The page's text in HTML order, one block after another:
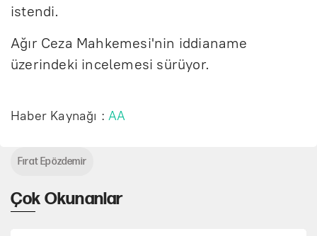
istendi.
Ağır Ceza Mahkemesi'nin iddianame
üzerindeki incelemesi sürüyor.
Haber Kaynağı :AA
Çok Okunanlar
Fırat Epözdemir